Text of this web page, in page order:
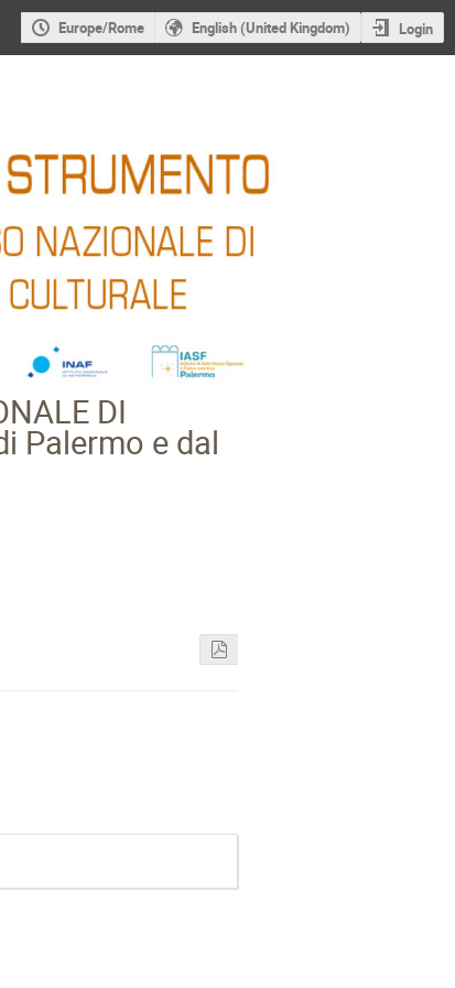
Europe/Rome English (United Kingdom) Login
DI
Palermo e dal